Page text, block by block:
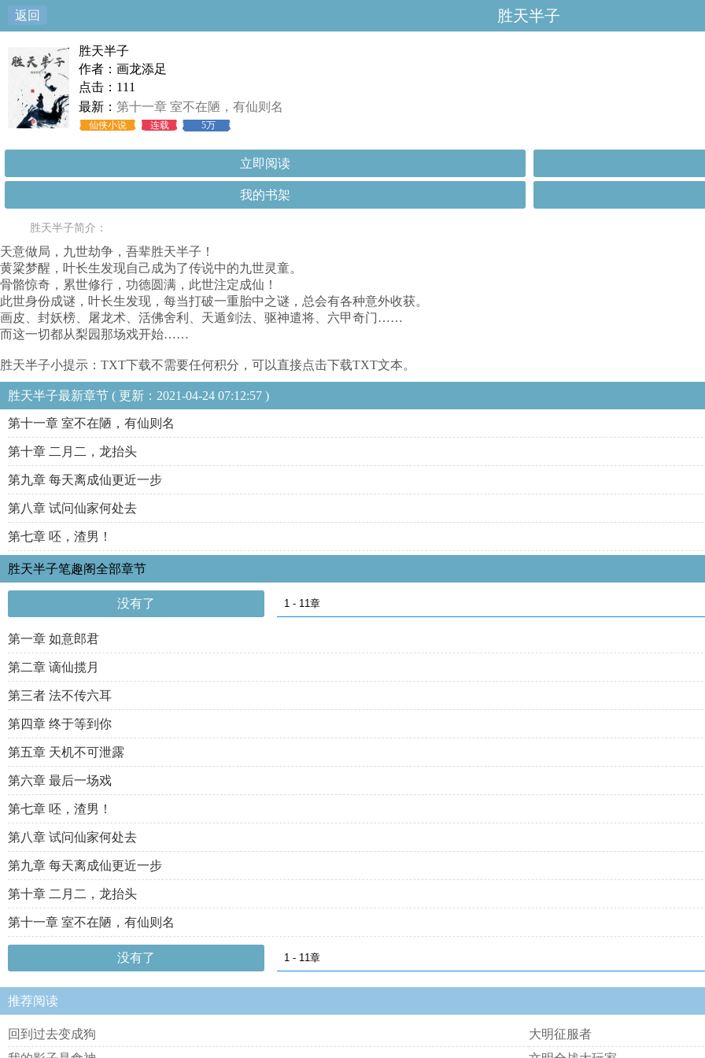
返回 胜天半子
胜天半子
作者：画龙添足
点击：111
最新： 第十一章 室不在陋，有仙则名
仙侠小说 连载 5万
立即阅读
我的书架
胜天半子简介：
天意做局，九世劫争，吾辈胜天半子！
黄粱梦醒，叶长生发现自己成为了传说中的九世灵童。
骨骼惊奇，累世修行，功德圆满，此世注定成仙！
此世身份成谜，叶长生发现，每当打破一重胎中之谜，总会有各种意外收获。
画皮、封妖榜、屠龙术、活佛舍利、天遁剑法、驱神遣将、六甲奇门……
而这一切都从梨园那场戏开始……
胜天半子小提示：TXT下载不需要任何积分，可以直接点击下载TXT文本。
胜天半子最新章节 ( 更新：2021-04-24 07:12:57 )
第十一章 室不在陋，有仙则名
第十章 二月二，龙抬头
第九章 每天离成仙更近一步
第八章 试问仙家何处去
第七章 呸，渣男！
胜天半子笔趣阁全部章节
没有了
第一章 如意郎君
第二章 谪仙揽月
第三者 法不传六耳
第四章 终于等到你
第五章 天机不可泄露
第六章 最后一场戏
第七章 呸，渣男！
第八章 试问仙家何处去
第九章 每天离成仙更近一步
第十章 二月二，龙抬头
第十一章 室不在陋，有仙则名
没有了
推荐阅读
回到过去变成狗
大明征服者